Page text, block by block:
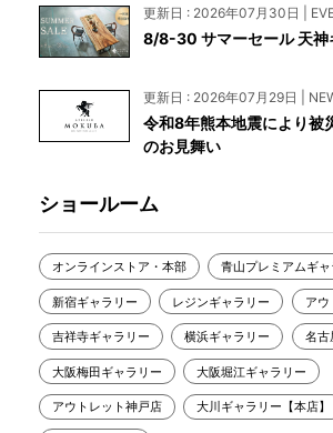
更新日 : 2026年07月30日 |
8/8-30 サマーセール 天神
更新日 : 2026年07月29日 |
令和8年熊本地震により被
のお見舞い
ショールーム
オンラインストア・本部 青山プレミアムギャ
新宿ギャラリー レジンギャラリー ア
吉祥寺ギャラリー 横浜ギャラリー 名古
大阪梅田ギャラリー 大阪堀江ギャラリー
アウトレット神戸店 大川ギャラリー【本店】